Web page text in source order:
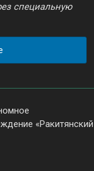
специальную
«Ракитянский